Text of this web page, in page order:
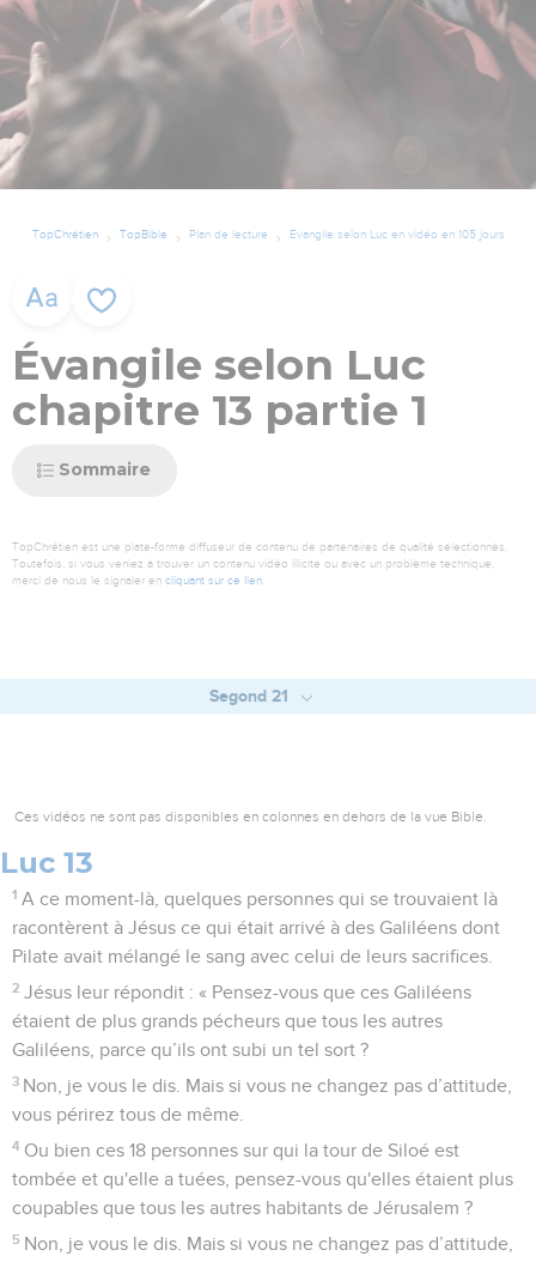
TopChrétien TopBible Plan de lecture Évangile selon Luc en vidéo en 105 jours
Évangile selon Luc
chapitre 13 partie 1
Sommaire
TopChrétien est une plate-forme diffuseur de contenu de partenaires de qualité sélectionnés.
Toutefois, si vous veniez à trouver un contenu vidéo illicite ou avec un problème technique,
merci de nous le signaler en cliquant sur ce lien
Segond 21
Ces vidéos ne sont pas disponibles en colonnes en dehors de la vue Bible.
Luc 13
1 A ce moment-là, quelques personnes qui se trouvaient là
racontèrent à Jésus ce qui était arrivé à des Galiléens dont
Pilate avait mélangé le sang avec celui de leurs sacrifices.
2 Jésus leur répondit : « Pensez-vous que ces Galiléens
étaient de plus grands pécheurs que tous les autres
Galiléens, parce qu’ils ont subi un tel sort ?
3 Non, je vous le dis. Mais si vous ne changez pas d’attitude,
vous périrez tous de même.
4 Ou bien ces 18 personnes sur qui la tour de Siloé est
tombée et qu'elle a tuées, pensez-vous qu'elles étaient plus
coupables que tous les autres habitants de Jérusalem ?
5 Non, je vous le dis. Mais si vous ne changez pas d’attitude,